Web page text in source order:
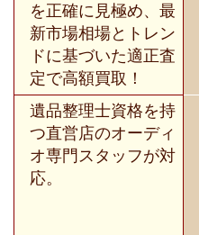
を正確に見極め、最
新市場相場とトレン
ドに基づいた適正査
定で高額買取！
遺品整理士資格を持
つ直営店のオーディ
オ専門スタッフが対
応。